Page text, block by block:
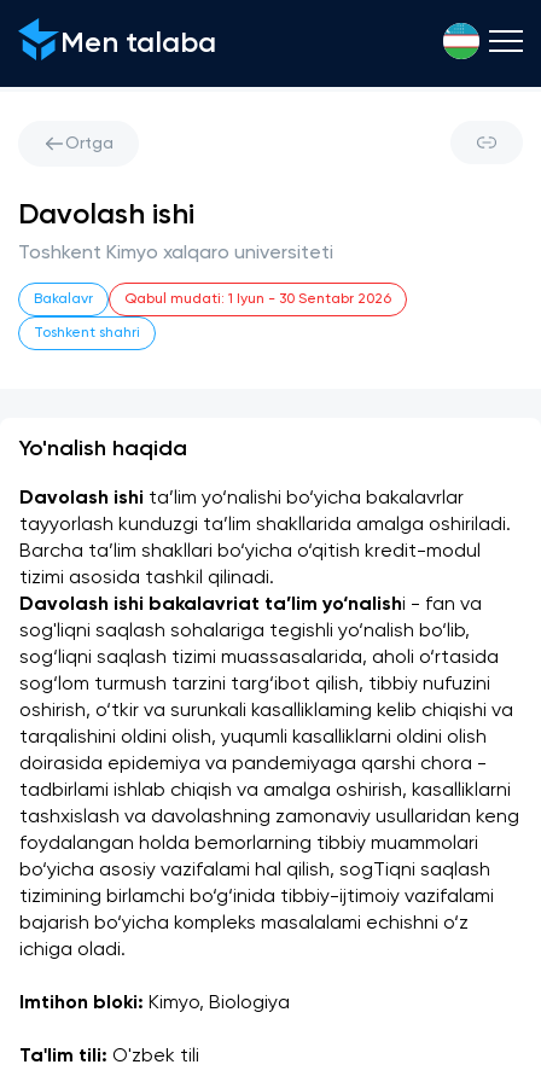
Men talaba
Ortga
Davolash ishi
Toshkent Kimyo xalqaro universiteti
Bakalavr Qabul mudati: 1 Iyun - 30 Sentabr 2026
Toshkent shahri
Yo'nalish haqida
Davolash ishi ta’lim yo‘nalishi bo‘yicha bakalavrlar
tayyorlash kunduzgi ta’lim shakllarida amalga oshiriladi.
Barcha ta’lim shakllari bo‘yicha o‘qitish kredit-modul
tizimi asosida tashkil qilinadi.
Davolash ishi bakalavriat ta’lim yo‘nalishi - fan va
sog'liqni saqlash sohalariga tegishli yo‘nalish bo‘lib,
sog‘liqni saqlash tizimi muassasalarida, aholi o‘rtasida
sog‘lom turmush tarzini targ‘ibot qilish, tibbiy nufuzini
oshirish, o‘tkir va surunkali kasalliklaming kelib chiqishi va
tarqalishini oldini olish, yuqumli kasalliklarni oldini olish
doirasida epidemiya va pandemiyaga qarshi chora -
tadbirlami ishlab chiqish va amalga oshirish, kasalliklarni
tashxislash va davolashning zamonaviy usullaridan keng
foydalangan holda bemorlarning tibbiy muammolari
bo‘yicha asosiy vazifalami hal qilish, sogTiqni saqlash
tizimining birlamchi bo‘g‘inida tibbiy-ijtimoiy vazifalami
bajarish bo‘yicha kompleks masalalami echishni o‘z
ichiga oladi.
Imtihon bloki: Kimyo, Biologiya
Ta'lim tili: O'zbek tili